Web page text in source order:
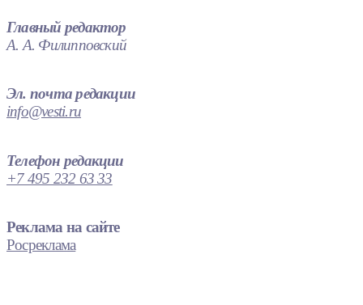
Главный редактор
А. А. Филипповский
Эл. почта редакции
info@vesti.ru
Телефон редакции
+7 495 232 63 33
Реклама на сайте
Росреклама